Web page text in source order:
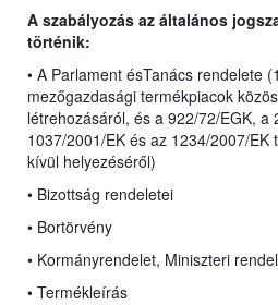
A szabályozás az általános
történik:
• A Parlament ésTanács rendelete
mezőgazdasági termékpiacok
létrehozásáról, és a 922/72/EGK, a
1037/2001/EK és az 1234/2007/EK
kívül helyezéséről)
• Bizottság rendeletei
• Bortörvény
• Kormányrendelet, Miniszteri
• Termékleírás